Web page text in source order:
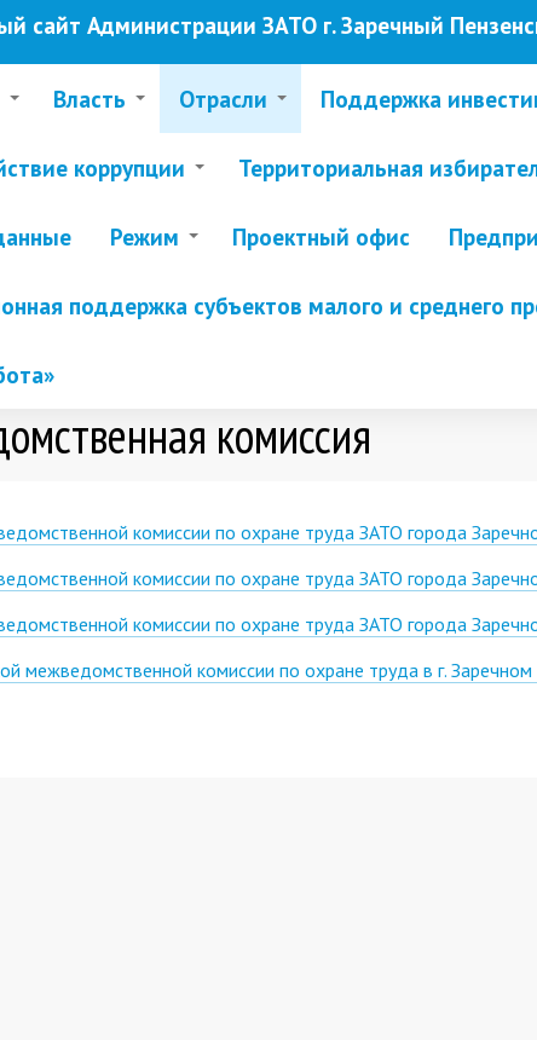
сайт Администрации ЗАТО г. Заречный
Власть Отрасли Поддержка
коррупции Территориальная
Режим Проектный офис
поддержка субъектов малого и среднего
комиссия
комиссии по охране труда ЗАТО города
комиссии по охране труда ЗАТО города
комиссии по охране труда ЗАТО города
межведомственной комиссии по охране труда в г.